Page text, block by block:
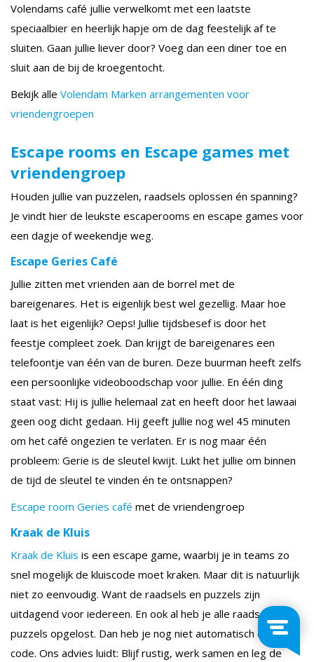
Volendams café jullie verwelkomt met een laatste
speciaalbier en heerlijk hapje om de dag feestelijk af te
sluiten. Gaan jullie liever door? Voeg dan een diner toe en
sluit aan de bij de kroegentocht.
Bekijk alle Volendam Marken arrangementen voor
vriendengroepen
Escape rooms en Escape games met
vriendengroep
Houden jullie van puzzelen, raadsels oplossen én spanning?
Je vindt hier de leukste escaperooms en escape games voor
een dagje of weekendje weg.
Escape Geries Café
Jullie zitten met vrienden aan de borrel met de
bareigenares. Het is eigenlijk best wel gezellig. Maar hoe
laat is het eigenlijk? Oeps! Jullie tijdsbesef is door het
feestje compleet zoek. Dan krijgt de bareigenares een
telefoontje van één van de buren. Deze buurman heeft zelfs
een persoonlijke videoboodschap voor jullie. En één ding
staat vast: Hij is jullie helemaal zat en heeft door het lawaai
geen oog dicht gedaan. Hij geeft jullie nog wel 45 minuten
om het café ongezien te verlaten. Er is nog maar één
probleem: Gerie is de sleutel kwijt. Lukt het jullie om binnen
de tijd de sleutel te vinden én te ontsnappen?
Escape room Geries café met de vriendengroep
Kraak de Kluis
Kraak de Kluis is een escape game, waarbij je in teams zo
snel mogelijk de kluiscode moet kraken. Maar dit is natuurlijk
niet zo eenvoudig. Want de raadsels en puzzels zijn
uitdagend voor iedereen. En ook al heb je alle raadsels en
puzzels opgelost. Dan heb je nog niet automatisch de juiste
code. Ons advies luidt: Blijf rustig, werk samen en leg de